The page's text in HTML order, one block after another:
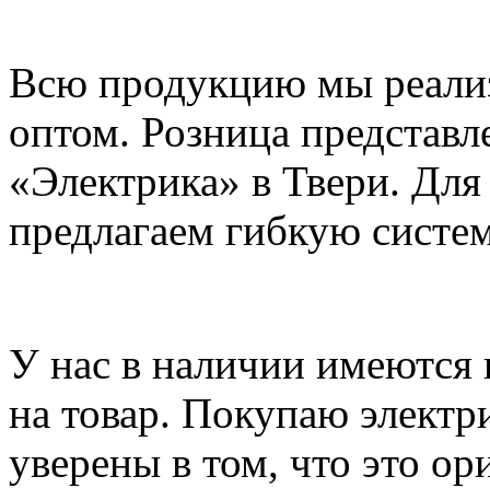
Всю продукцию мы
оптом. Розница
«Электрика» в Твери.
предлагаем гибкую
У нас в наличии имеются
на товар. Покупаю
уверены в том, что это